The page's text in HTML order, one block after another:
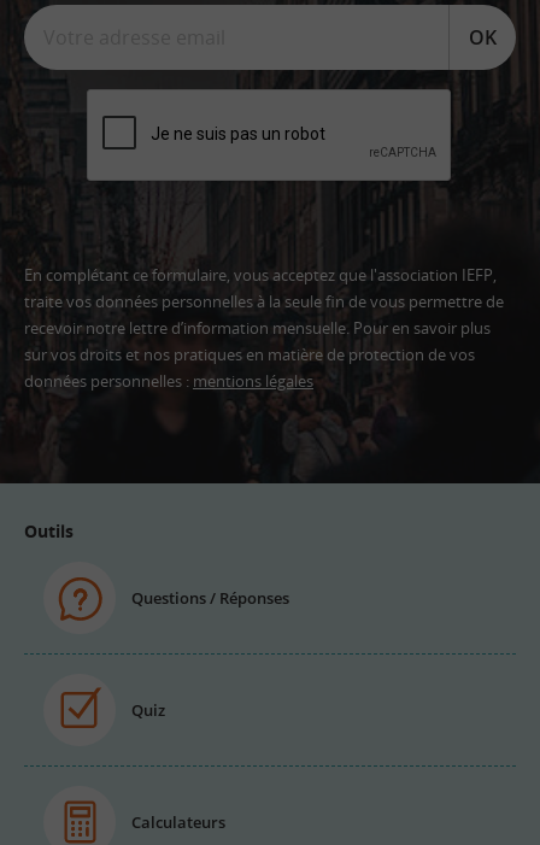
OK
En complétant ce formulaire, vous acceptez que l'association IEFP,
traite vos données personnelles à la seule fin de vous permettre de
recevoir notre lettre d’information mensuelle. Pour en savoir plus
sur vos droits et nos pratiques en matière de protection de vos
données personnelles : mentions légales
Outils
Questions / Réponses
Quiz
Calculateurs